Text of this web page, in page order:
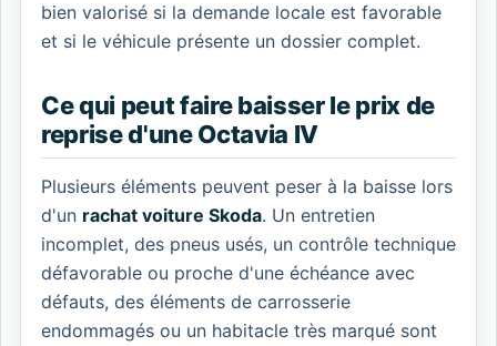
bien valorisé si la demande locale est favorable
et si le véhicule présente un dossier complet.
Ce qui peut faire baisser le prix de
reprise d'une Octavia IV
Plusieurs éléments peuvent peser à la baisse lors
d'un rachat voiture Skoda. Un entretien
incomplet, des pneus usés, un contrôle technique
défavorable ou proche d'une échéance avec
défauts, des éléments de carrosserie
endommagés ou un habitacle très marqué sont